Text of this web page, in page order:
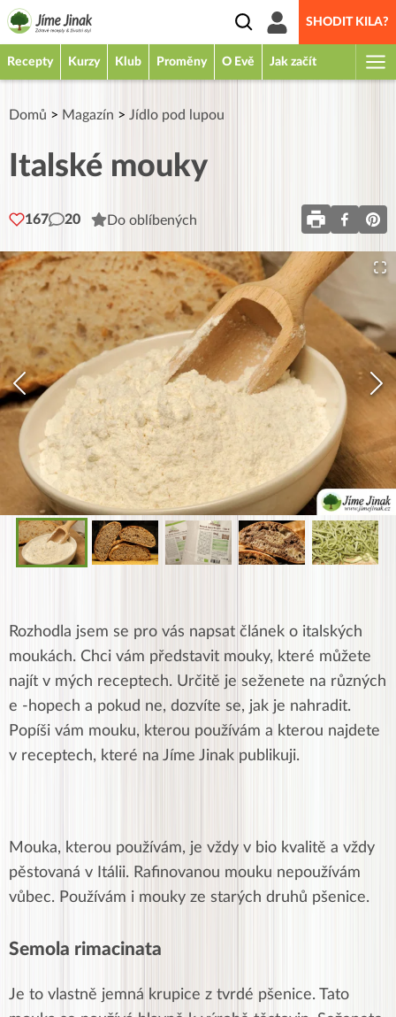
SHODIT KILA?
Recepty Kurzy Klub Proměny O Evě Jak začít
Domů > Magazín > Jídlo pod lupou
Italské mouky
167 20 Do oblíbených
Rozhodla jsem se pro vás napsat článek o italských
moukách. Chci vám představit mouky, které můžete
najít v mých receptech. Určitě je seženete na různých
e -hopech a pokud ne, dozvíte se, jak je nahradit.
Popíši vám mouku, kterou používám a kterou najdete
v receptech, které na Jíme Jinak publikuji.
Mouka, kterou používám, je vždy v bio kvalitě a vždy
pěstovaná v Itálii. Rafinovanou mouku nepoužívám
vůbec. Používám i mouky ze starých druhů pšenice.
Semola rimacinata
Je to vlastně jemná krupice z tvrdé pšenice. Tato